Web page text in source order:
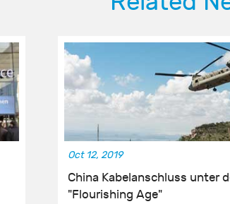
Oct 12, 2019
China Kabelanschluss unter
"Flourishing Age"